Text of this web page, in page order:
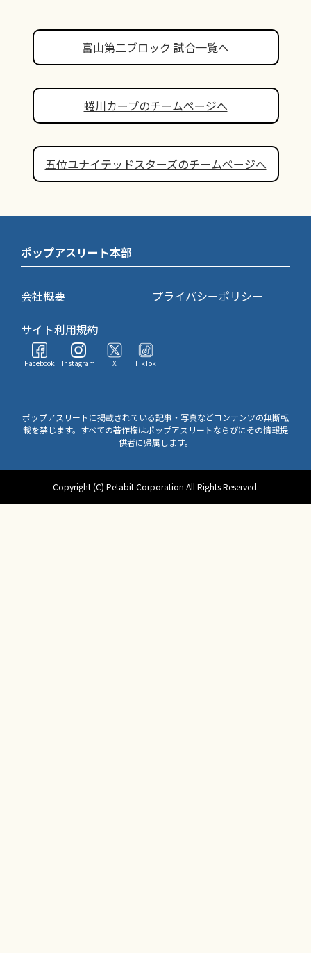
富山第二ブロック 試合一覧へ
蜷川カープのチームページへ
五位ユナイテッドスターズのチームページへ
ポップアスリート本部
会社概要
プライバシーポリシー
サイト利用規約
Facebook Instagram X TikTok
ポップアスリートに掲載されている記事・写真などコンテンツの無断転
載を禁じます。すべての著作権はポップアスリートならびにその情報提
供者に帰属します。
Copyright (C) Petabit Corporation All Rights Reserved.